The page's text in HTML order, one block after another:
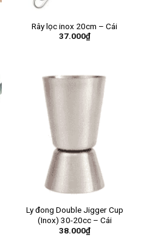
Rây lọc inox 20cm – Cái
37.000₫
Ly đong Double Jigger Cup
(Inox) 30-20cc – Cái
38.000₫